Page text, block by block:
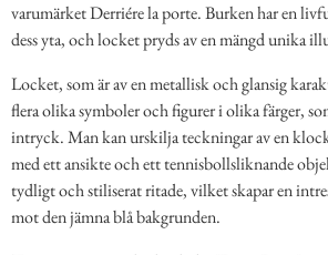
varumärket Derriére la porte. Burken har en
dess yta, och locket pryds av en mängd unika
Locket, som är av en metallisk och glansig
flera olika symboler och figurer i olika färger,
intryck. Man kan urskilja teckningar av en
med ett ansikte och ett tennisbollsliknande
tydligt och stiliserat ritade, vilket skapar en
mot den jämna blå bakgrunden.